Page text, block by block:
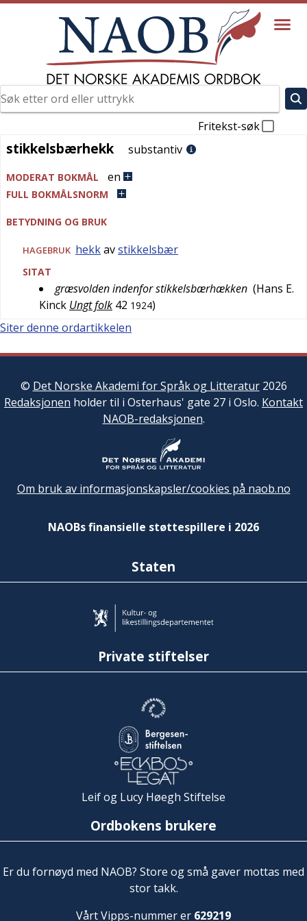
Fritekst-søk
stikkelsbærhekk
stikkelsbærhekk substantiv
MODERAT BOKMÅL en
FULL BOKMÅLSNORM
BETYDNING OG BRUK
HAGEBRUK hekkavstikkelsbær
SITAT
græsvolden indenfor stikkelsbærhækken (Hans E.
Kinck Ungt folk 42 1924)
Siter denne ordartikkelen
© Det Norske Akademi for Språk og Litteratur2026
Redaksjonen holder til i Osterhaus' gate 27 i Oslo. Kontakt
NAOB-redaksjonen.
Om bruk av informasjonskapsler/cookies på naob.no
NAOBs finansielle støttespillere i 2026
Staten
Private stiftelser
Leif og Lucy Høegh Stiftelse
Ordbokens brukere
Er du fornøyd med NAOB? Store og små gaver mottas med
stor takk.
Vårt Vipps-nummer er 629219